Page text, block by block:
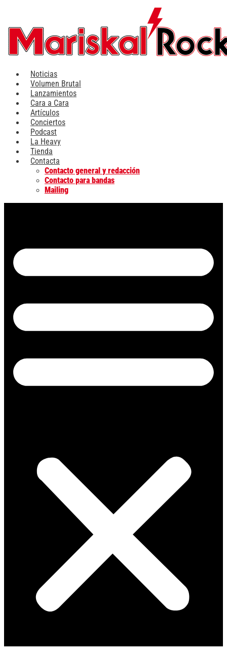
contenido
Noticias
Volumen Brutal
Lanzamientos
Cara a Cara
Artículos
Conciertos
Podcast
La Heavy
Tienda
Contacta
Contacto general y redacción
Contacto para bandas
Mailing